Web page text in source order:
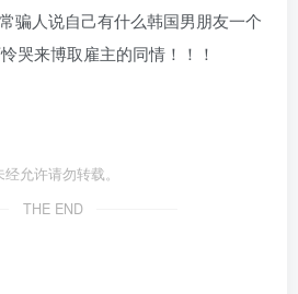
骗人说自己有什么韩国男朋友一个
哭来博取雇主的同情！！！
允许请勿转载。
THE END